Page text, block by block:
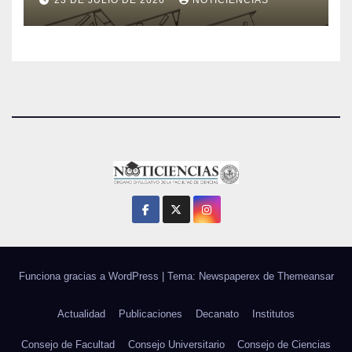
Funciona gracias a WordPress | Tema: Newspaperex de Themeansar
Actualidad Publicaciones Decanato Institutos
Consejo de Facultad Consejo Universitario Consejo de Ciencias